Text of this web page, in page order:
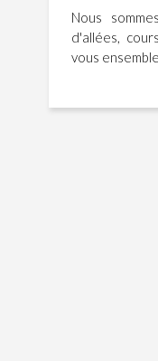
Nous
d'allées,
vous